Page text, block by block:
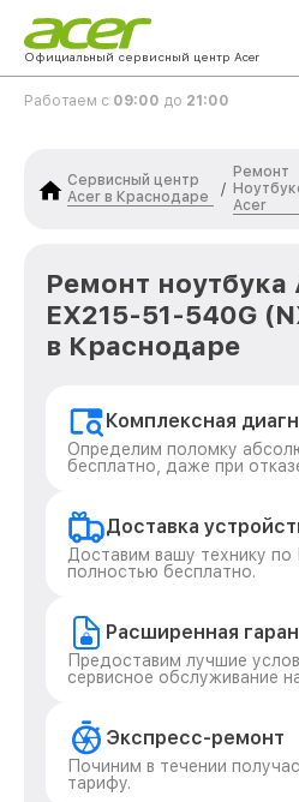
Официальный сервисный центр Acer
Работаем с 09:00 до 21:00
Сервисный центр
Acer в Краснодаре
/
Ремонт
Acer
Ремонт ноутбука
EX215-51-540G
в Краснодаре
Комплексная
Определим поломку
бесплатно, даже при
Доставка
Доставим вашу технику по
полностью бесплатно.
Расширенная
Предоставим лучшие
сервисное обслуживание
Экспресс-ремонт
Починим в течении
тарифу.